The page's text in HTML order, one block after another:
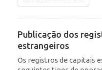
Publicação dos
estrangeiros
Os registros de capitais